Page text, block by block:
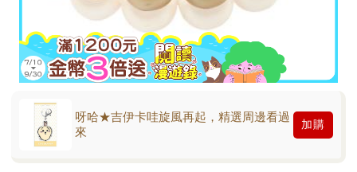
呀哈★吉伊卡哇旋風再起，精選周邊看過
來
加購